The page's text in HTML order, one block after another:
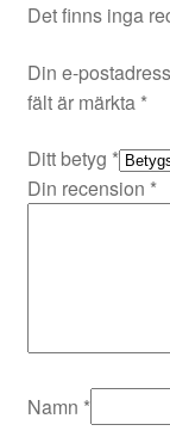
Det finns inga
Din e-
fält är märkta *
Ditt betyg *
Din recension *
Namn *